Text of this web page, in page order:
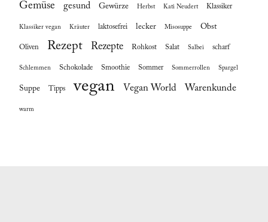
Gemüse gesund Gewürze Herbst Kati Neudert Klassiker
Klassiker vegan Kräuter laktosefrei lecker Misosuppe Obst
Oliven Rezept Rezepte Rohkost Salat Salbei scharf
Schlemmen Schokolade Smoothie Sommer Sommerrollen Spargel
Suppe Tipps vegan Vegan World Warenkunde
warm